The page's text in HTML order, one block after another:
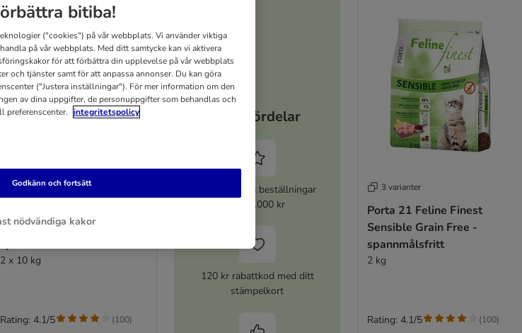
3 varianter
Sensible Grain Free -
2 x 10 kg
Rating: 4.1/5 (100)
Dina fördelar
5% rabatt på beställningar
över 1000 kr
120 kr rabattkod med ditt
stämpelkort
3 varianter
Porta 21 Feline Finest
Sensible Grain Free -
spannmålsfritt
2 kg
Rating: 4.1/5 (100)
bitiba!
("cookies") på vår webbplats. Vi använder viktiga
på vår webbplats. Med ditt samtycke kan vi aktivera
för att förbättra din upplevelse på vår webbplats
och tjänster samt för att anpassa annonser. Du kan göra
("Justera inställningar"). För mer information om den
av dina uppgifter, de personuppgifter som behandlas och
preferenscenter. integritetspolicy
nödvändiga kakor
Godkänn och fortsätt